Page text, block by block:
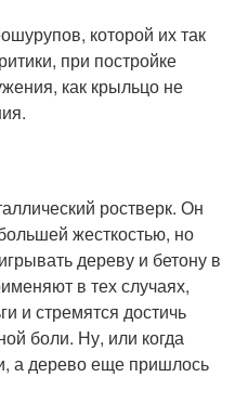
которой их так
при постройке
как крыльцо не
ростверк. Он
жесткостью, но
дереву и бетону в
в тех случаях,
и стремятся достичь
боли. Ну, или когда
а дерево еще пришлось